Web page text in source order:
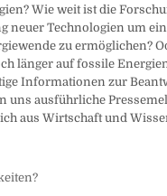
Wie weit ist die
neuer Technologien um
zu ermöglichen?
länger auf fossile
Informationen zur
uns ausführliche
aus Wirtschaft und